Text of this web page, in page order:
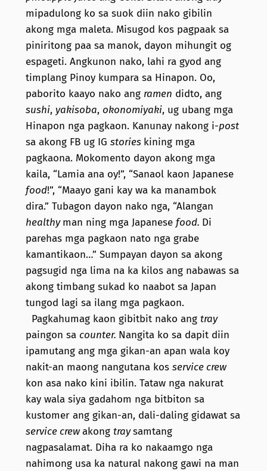
mipadulong ko sa suok diin nako gibilin
akong mga maleta. Misugod kos pagpaak sa
piniritong paa sa manok, dayon mihungit og
espageti. Angkunon nako, lahi ra gyod ang
timplang Pinoy kumpara sa Hinapon. Oo,
paborito kaayo nako ang ramen didto, ang
sushi, yakisoba, okonomiyaki, ug ubang mga
Hinapon nga pagkaon. Kanunay nakong i-post
sa akong FB ug IG stories kining mga
pagkaona. Mokomento dayon akong mga
kaila, “Lamia ana oy!”, “Sanaol kaon Japanese
food!”, “Maayo gani kay wa ka manambok
dira.” Tubagon dayon nako nga, “Alangan
healthyman ning mga Japanese food. Di
parehas mga pagkaon nato nga grabe
kamantikaon…” Sumpayan dayon sa akong
pagsugid nga lima na ka kilos ang nabawas sa
akong timbang sukad ko naabot sa Japan
tungod lagi sa ilang mga pagkaon.
Pagkahumag kaon gibitbit nako ang tray
paingon sa counter. Nangita ko sa dapit diin
ipamutang ang mga gikan-an apan wala koy
nakit-an maong nangutana kos service crew
kon asa nako kini ibilin. Tataw nga nakurat
kay wala siya gadahom nga bitbiton sa
kustomer ang gikan-an, dali-daling gidawat sa
service crewakong traysamtang
nagpasalamat. Diha ra ko nakaamgo nga
nahimong usa ka natural nakong gawi na man